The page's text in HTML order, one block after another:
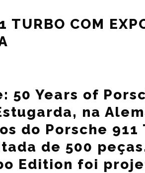
TURBO COM
50 Years of
na
do Porsche
de 500
Edition foi